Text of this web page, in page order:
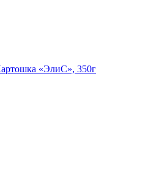
«ЭлиС», 350г